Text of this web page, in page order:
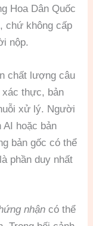
Hoa Dân Quốc
chứ không cấp
nộp.
chất lượng câu
xác thực, bản
xử lý. Người
AI hoặc bản
bản gốc có thể
phần duy nhất
nhận có thể